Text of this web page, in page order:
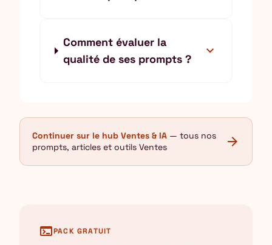
Comment évaluer la
qualité de ses prompts ?
expand_more
Continuer sur le hub Ventes & IA — tous nos
prompts, articles et outils Ventes
arrow_forward
terminalPACK GRATUIT